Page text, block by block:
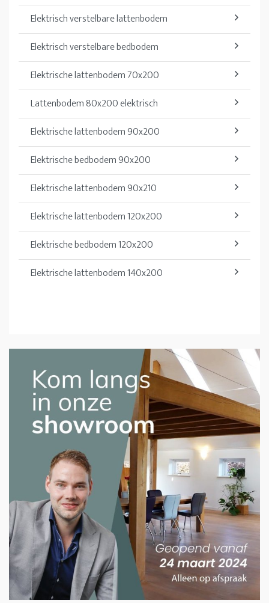
Elektrisch verstelbare lattenbodem
Elektrisch verstelbare bedbodem
Elektrische lattenbodem 70x200
Lattenbodem 80x200 elektrisch
Elektrische lattenbodem 90x200
Elektrische bedbodem 90x200
Elektrische lattenbodem 90x210
Elektrische lattenbodem 120x200
Elektrische bedbodem 120x200
Elektrische lattenbodem 140x200